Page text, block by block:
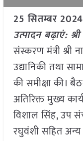
25 सितम्बर
उत्पादन बढ़ाएं:
संस्करण मंत्री श्री
उद्यानिकी तथा
की समीक्षा की।
अतिरिक्त मुख्य
विशाल सिंह, उप
रघुवंशी सहित अन्य